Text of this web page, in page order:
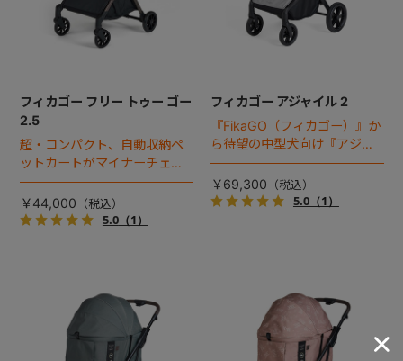
フィカゴー フリー トゥー ゴー
2.5
超・コンパクト、自動収納ペ
ットカートがマイナーチェン
ジ！
￥44,000
5.0（1）
フィカゴー アジャイル 2
『FikaGO（フィカゴー）』か
ら待望の中型犬向け『アジャ
イル２』 登場！耐荷重30kg
で、しかも1秒・自動収納機能
搭載！！
￥69,300
5.0（1）